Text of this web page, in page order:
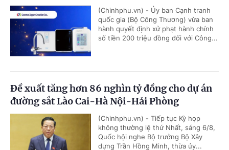
(Chinhphu.vn) - Ủy ban Cạnh tranh
quốc gia (Bộ Công Thương) vừa ban
hành quyết định xử phạt hành chính
số tiền 200 triệu đồng đối với Công...
Đề xuất tăng hơn 86 nghìn tỷ đồng cho dự án
đường sắt Lào Cai-Hà Nội-Hải Phòng
(Chinhphu.vn) - Tiếp tục Kỳ họp
không thường lệ thứ Nhất, sáng 6/8,
Quốc hội nghe Bộ trưởng Bộ Xây
dựng Trần Hồng Minh, thừa ủy...